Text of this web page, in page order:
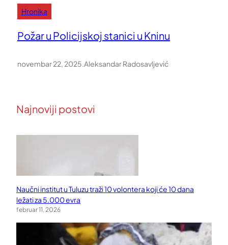
Hronika
Požar u Policijskoj stanici u Kninu
novembar 22, 2025.Aleksandar Radosavljević
Najnoviji postovi
Naučni institut u Tuluzu traži 10 volontera koji će 10 dana
ležati za 5.000 evra
februar 11, 2026